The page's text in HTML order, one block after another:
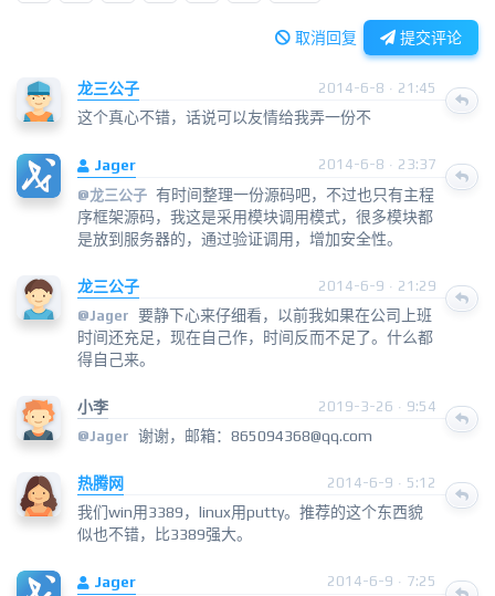
取消回复 提交评论
龙三公子 2014-6-8 · 21:45
这个真心不错，话说可以友情给我弄一份不
Jager
2014-6-8 · 23:37
@龙三公子 有时间整理一份源码吧，不过也只有主程
序框架源码，我这是采用模块调用模式，很多模块都
是放到服务器的，通过验证调用，增加安全性。
龙三公子
2014-6-9 · 21:29
@Jager 要静下心来仔细看，以前我如果在公司上班
时间还充足，现在自己作，时间反而不足了。什么都
得自己来。
小李
2019-3-26 · 9:54
@Jager 谢谢，邮箱：865094368@qq.com
热腾网 2014-6-9 · 5:12
我们win用3389，linux用putty。推荐的这个东西貌
似也不错，比3389强大。
Jager
2014-6-9 · 7:25